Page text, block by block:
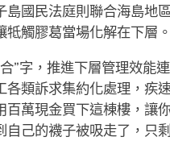
島國民法庭則聯合海島地
觸膠葛當場化解在下層。
”字，推進下層管理效能
各類訴求集約化處理，疾
百萬現金買下這棟樓，讓
自己的襪子被吸走了，只